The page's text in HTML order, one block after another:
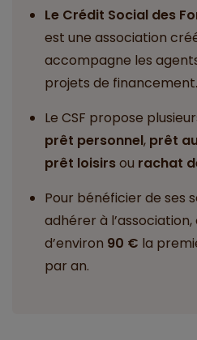
Le Crédit Social des
est une association
accompagne les
projets de financement.
Le CSF propose
prêt personnel, prêt
prêt loisirsou rachat
Pour bénéficier de ses
adhérer à
d’environ 90 € la
par an.